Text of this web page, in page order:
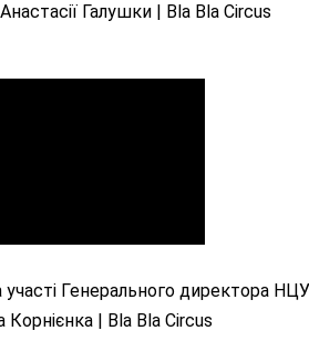
Галушки | Bla Bla Circus
участі Генерального директора НЦУ
Корнієнка | Bla Bla Circus